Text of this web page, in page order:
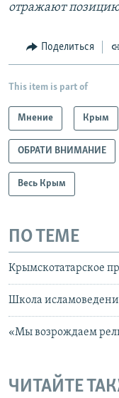
отражают
Поделиться
This item is part of
Мнение Крым
ОБРАТИ ВНИМАНИЕ
Весь Крым
ПО ТЕМЕ
Крымскотатарское
Школа
«Мы возрождаем
ЧИТАЙТЕ